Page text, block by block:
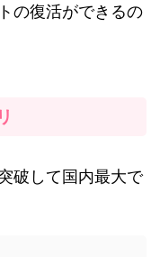
の復活ができるの
破して国内最大で